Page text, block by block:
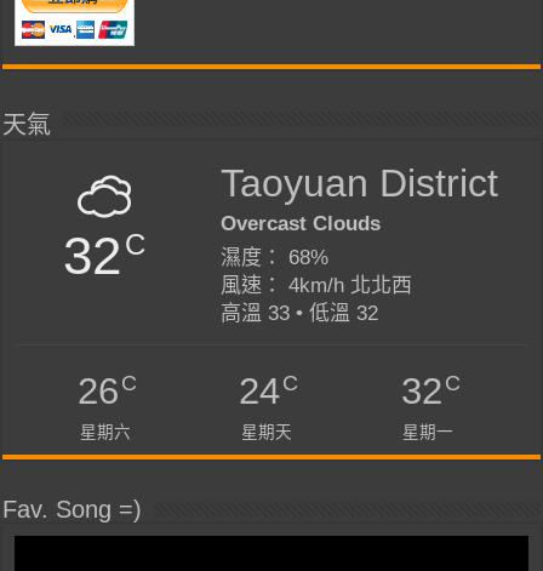
天氣
32C
Taoyuan District
Overcast Clouds
濕度： 68%
風速： 4km/h 北北西
高溫 33 • 低溫 32
26C
星期六
24C
星期天
32C
星期一
Fav. Song =)